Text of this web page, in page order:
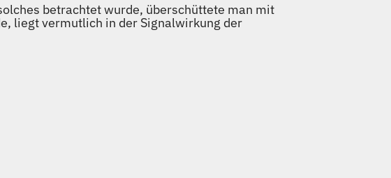
betrachtet wurde, überschüttete man mit
liegt vermutlich in der Signalwirkung der